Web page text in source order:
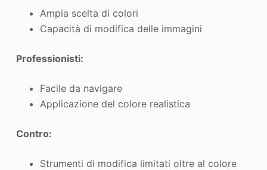
Ampia scelta di colori
Capacità di modifica delle immagini
Professionisti:
Facile da navigare
Applicazione del colore realistica
Contro:
Strumenti di modifica limitati oltre al colore